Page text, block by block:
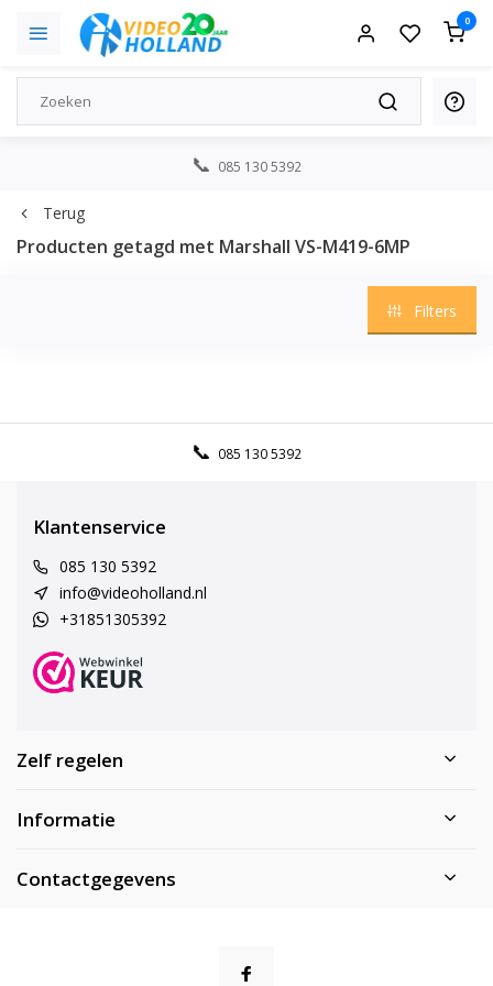
0
085 130 5392
Terug
Producten getagd met Marshall VS-M419-6MP
Filters
085 130 5392
Klantenservice
085 130 5392
info@videoholland.nl
+31851305392
Zelf regelen
Informatie
Contactgegevens